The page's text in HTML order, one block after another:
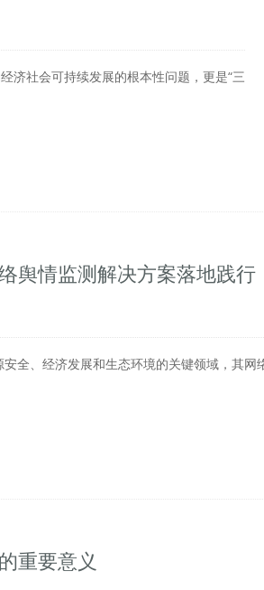
济社会可持续发展的根本性问题，更是“三
舆情监测解决方案落地践行
全、经济发展和生态环境的关键领域，其网
重要意义